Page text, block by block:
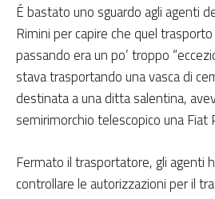
É bastato uno sguardo agli agenti
Rimini per capire che quel
passando era un po’ troppo
stava trasportando una vasca di
destinata a una ditta salentina,
semirimorchio telescopico una Fiat
Fermato il trasportatore, gli agenti
controllare le autorizzazioni per il